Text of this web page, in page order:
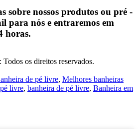
sobre nossos produtos ou pré -
para nós e entraremos em
horas.
os direitos reservados.
de pé livre, Melhores banheiras
livre, banheira de pé livre, Banheira em